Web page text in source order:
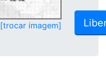
[trocar imagem]